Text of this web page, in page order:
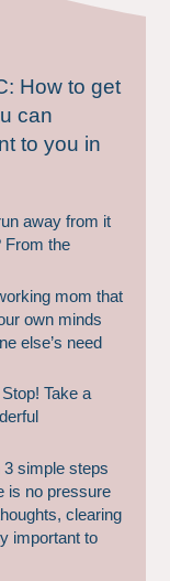
How to get
can
to you in
away from it
From the
mom that
own minds
else’s need
Take a
3 simple steps
is no pressure
clearing
important to